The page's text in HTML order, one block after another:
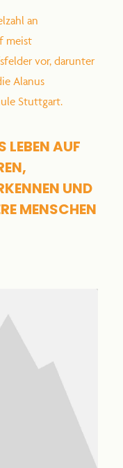
an
meist
vor, darunter
Alanus
Stuttgart.
LEBEN AUF
UND
MENSCHEN